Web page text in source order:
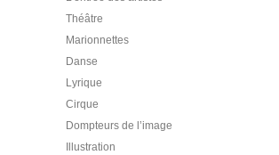
Théâtre
Marionnettes
Danse
Lyrique
Cirque
Dompteurs de l’image
Illustration